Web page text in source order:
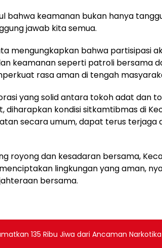
bahwa keamanan bukan hanya
jawab kita semua.
mengungkapkan bahwa partisipasi
keamanan seperti patroli bersama
rasa aman di tengah
yang solid antara tokoh adat dan
diharapkan kondisi sitkamtibmas di
secara umum, dapat terus terjaga
royong dan kesadaran bersama,
lingkungan yang aman,
bersama.
135 Ribu Jiwa dari Ancaman Narkotika